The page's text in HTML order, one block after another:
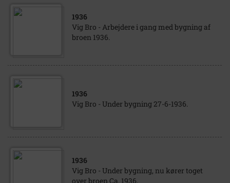
1936
Vig Bro - Arbejdere i gang med bygning af
broen 1936.
1936
Vig Bro - Under bygning 27-6-1936.
1936
Vig Bro - Under bygning, nu kører toget
over broen Ca. 1936.